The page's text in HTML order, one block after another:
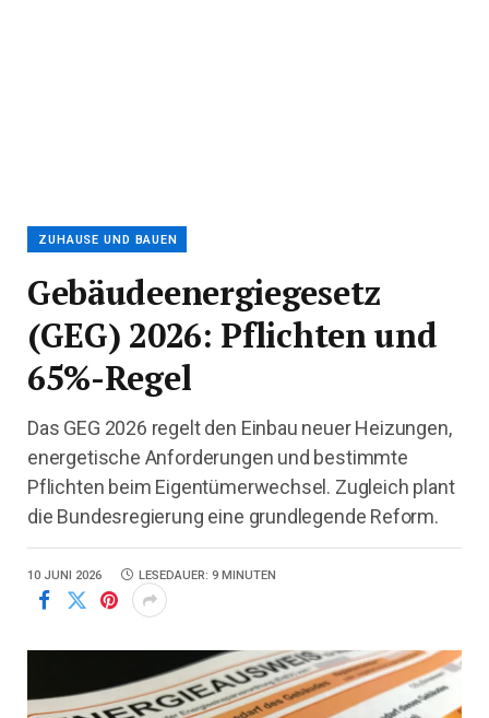
ZUHAUSE UND BAUEN
Gebäudeenergiegesetz
(GEG) 2026: Pflichten und
65%-Regel
Das GEG 2026 regelt den Einbau neuer Heizungen,
energetische Anforderungen und bestimmte
Pflichten beim Eigentümerwechsel. Zugleich plant
die Bundesregierung eine grundlegende Reform.
10 JUNI 2026 LESEDAUER: 9 MINUTEN